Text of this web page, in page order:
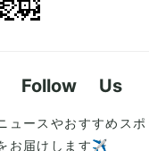
Follow Us
ュースやおすすめスポ
お届けします✈️